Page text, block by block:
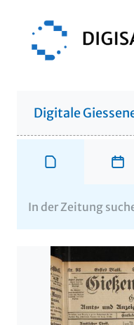
Digitale